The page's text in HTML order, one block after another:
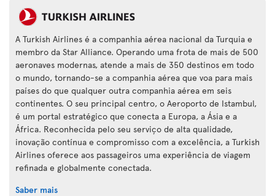
A Turkish Airlines é a companhia aérea nacional da Turquia e
membro da Star Alliance. Operando uma frota de mais de 500
aeronaves modernas, atende a mais de 350 destinos em todo
o mundo, tornando-se a companhia aérea que voa para mais
países do que qualquer outra companhia aérea em seis
continentes. O seu principal centro, o Aeroporto de Istambul,
é um portal estratégico que conecta a Europa, a Ásia e a
África. Reconhecida pelo seu serviço de alta qualidade,
inovação contínua e compromisso com a excelência, a Turkish
Airlines oferece aos passageiros uma experiência de viagem
refinada e globalmente conectada.
Saber mais